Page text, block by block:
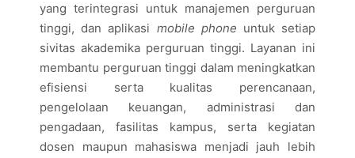
yang terintegrasi untuk manajemen perguruan
tinggi, dan aplikasi mobile phone untuk setiap
sivitas akademika perguruan tinggi. Layanan ini
membantu perguruan tinggi dalam meningkatkan
efisiensi serta kualitas perencanaan,
pengelolaan keuangan, administrasi dan
pengadaan, fasilitas kampus, serta kegiatan
dosen maupun mahasiswa menjadi jauh lebih